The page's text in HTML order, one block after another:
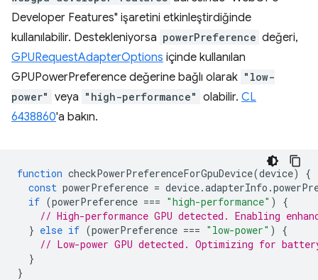
Developer Features" işaretini etkinleştirdiğinde
kullanılabilir. Destekleniyorsa powerPreference değeri,
GPURequestAdapterOptions içinde kullanılan
GPUPowerPreference değerine bağlı olarak "low-
power" veya "high-performance" olabilir. CL
6438860'a bakın.
function checkPowerPreferenceForGpuDevice(device)
{
const powerPreference = device.adapterInfo .
if (powerPreference === "high-performance" )
{
// High-performance GPU detected. Enabling
} else if (powerPreference === "low-power" )
{
// Low-power GPU detected. Optimizing for
}
}